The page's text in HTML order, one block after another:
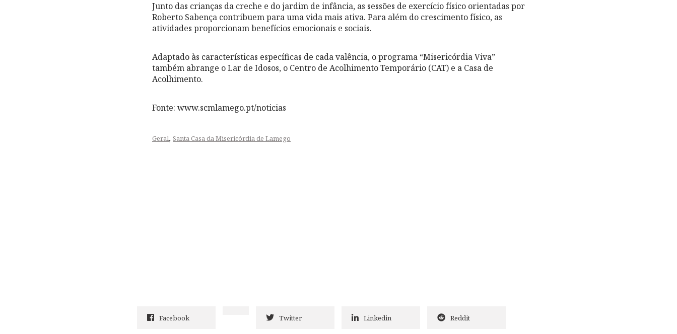
Junto das crianças da creche e do jardim de infância, as sessões de exercício físico orientadas por
Roberto Sabença contribuem para uma vida mais ativa. Para além do crescimento físico, as
atividades proporcionam benefícios emocionais e sociais.
Adaptado às características específicas de cada valência, o programa “Misericórdia Viva”
também abrange o Lar de Idosos, o Centro de Acolhimento Temporário (CAT) e a Casa de
Acolhimento.
Fonte: www.scmlamego.pt/noticias
Geral, Santa Casa da Misericórdia de Lamego
Facebook Twitter Linkedin Reddit